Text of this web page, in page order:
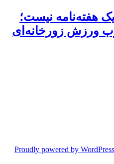
هفته‌نامه نیست؛
ورزش زورخانه‌ای
Proudly powered by WordPress